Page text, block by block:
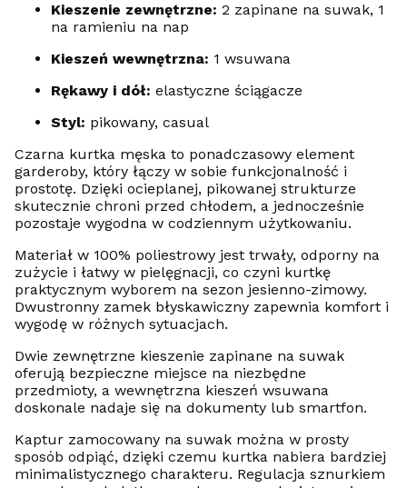
Kieszenie zewnętrzne: 2 zapinane na suwak, 1
na ramieniu na nap
Kieszeń wewnętrzna: 1 wsuwana
Rękawy i dół: elastyczne ściągacze
Styl: pikowany, casual
Czarna kurtka męska to ponadczasowy element
garderoby, który łączy w sobie funkcjonalność i
prostotę. Dzięki ocieplanej, pikowanej strukturze
skutecznie chroni przed chłodem, a jednocześnie
pozostaje wygodna w codziennym użytkowaniu.
Materiał w 100% poliestrowy jest trwały, odporny na
zużycie i łatwy w pielęgnacji, co czyni kurtkę
praktycznym wyborem na sezon jesienno-zimowy.
Dwustronny zamek błyskawiczny zapewnia komfort i
wygodę w różnych sytuacjach.
Dwie zewnętrzne kieszenie zapinane na suwak
oferują bezpieczne miejsce na niezbędne
przedmioty, a wewnętrzna kieszeń wsuwana
doskonale nadaje się na dokumenty lub smartfon.
Kaptur zamocowany na suwak można w prosty
sposób odpiąć, dzięki czemu kurtka nabiera bardziej
minimalistycznego charakteru. Regulacja sznurkiem